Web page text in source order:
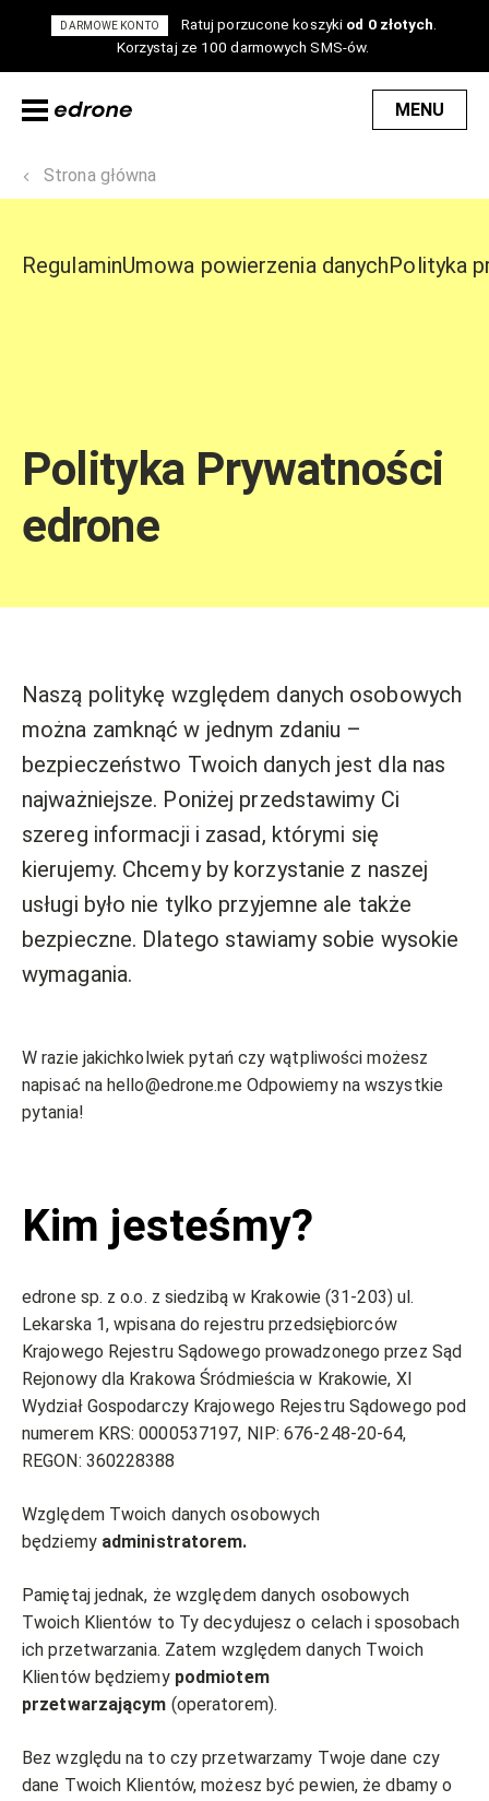
DARMOWE KONTO Ratuj porzucone koszyki od 0 złotych
Korzystaj ze 100 darmowych SMS-ów.
MENU
Strona główna
RegulaminUmowa powierzenia danychPolityka
Polityka Prywatności
edrone
Naszą politykę względem danych osobowych
można zamknąć w jednym zdaniu –
bezpieczeństwo Twoich danych jest dla nas
najważniejsze. Poniżej przedstawimy Ci
szereg informacji i zasad, którymi się
kierujemy. Chcemy by korzystanie z naszej
usługi było nie tylko przyjemne ale także
bezpieczne. Dlatego stawiamy sobie wysokie
wymagania.
W razie jakichkolwiek pytań czy wątpliwości możesz
napisać na hello@edrone.me Odpowiemy na wszystkie
pytania!
Kim jesteśmy?
edrone sp. z o.o. z siedzibą w Krakowie (31-203) ul.
Lekarska 1, wpisana do rejestru przedsiębiorców
Krajowego Rejestru Sądowego prowadzonego przez Sąd
Rejonowy dla Krakowa Śródmieścia w Krakowie, XI
Wydział Gospodarczy Krajowego Rejestru Sądowego pod
numerem KRS: 0000537197, NIP: 676-248-20-64,
REGON: 360228388
Względem Twoich danych osobowych
będziemy administratorem.
Pamiętaj jednak, że względem danych osobowych
Twoich Klientów to Ty decydujesz o celach i sposobach
ich przetwarzania. Zatem względem danych Twoich
Klientów będziemy podmiotem
przetwarzającym (operatorem).
Bez względu na to czy przetwarzamy Twoje dane czy
dane Twoich Klientów, możesz być pewien, że dbamy o